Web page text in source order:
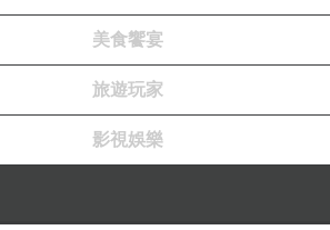
老字號的美式餐廳【Chili’s】
骨拉麵品牌【Nagi】；三樓進
茹絲葵經典牛排館（Ruth’s
美食饗宴
旅遊玩家
影視娛樂